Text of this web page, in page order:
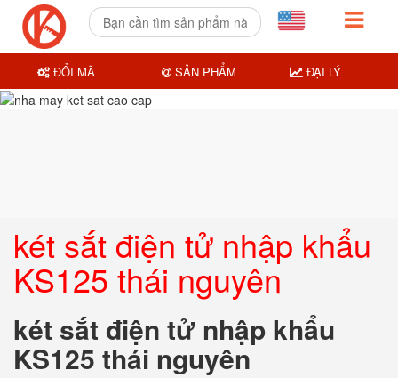
két sắt điện tử nhập khẩu
KS125 thái nguyên
két sắt điện tử nhập khẩu
KS125 thái nguyên
ĐỔI MÃ SẢN PHẨM ĐẠI LÝ